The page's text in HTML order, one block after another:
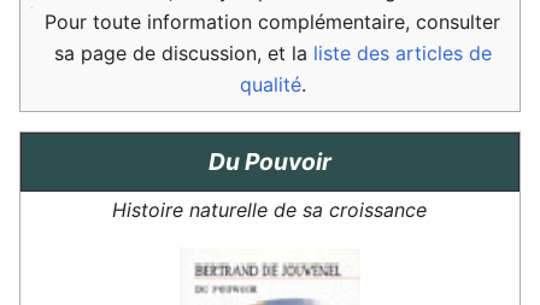
Pour toute information complémentaire, consulter
sa page de discussion, et la liste des articles de
qualité.
Du Pouvoir
Histoire naturelle de sa croissance